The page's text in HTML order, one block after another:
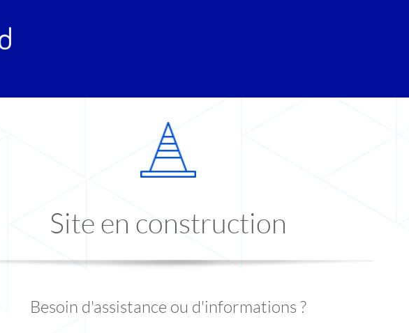
Site en construction
Besoin d'assistance ou d'informations ?